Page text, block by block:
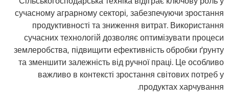
сучасному аграрному секторі, забезпечуючи зростання
продуктивності та зниження витрат. Використання
сучасних технологій дозволяє оптимізувати процеси
землеробства, підвищити ефективність обробки ґрунту
та зменшити залежність від ручної праці. Це особливо
важливо в контексті зростання світових потреб у
продуктах харчування.